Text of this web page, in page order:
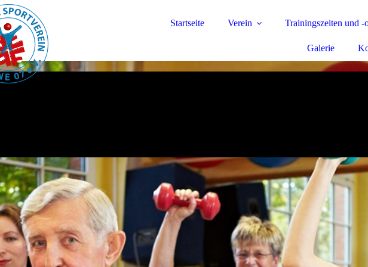
Startseite Verein Trainingszeiten und -
Galerie